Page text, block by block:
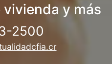
vivienda y más
2500